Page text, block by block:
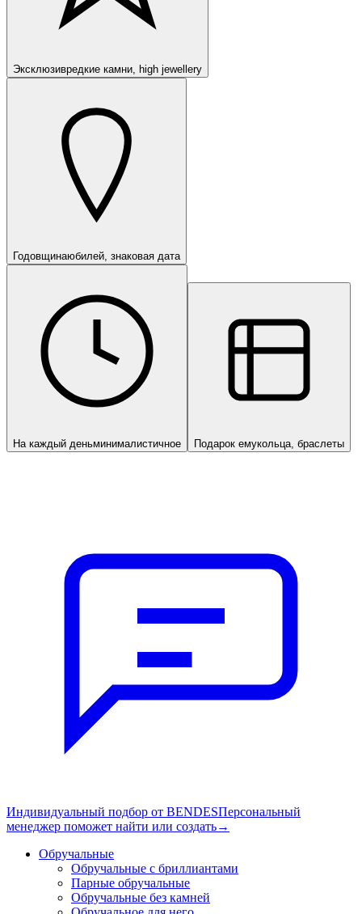
Эксклюзивредкие камни, high jewellery
Годовщинаюбилей, знаковая дата
На каждый деньминималистичное Подарок емукольца, браслеты
Индивидуальный подбор от BENDESПерсональный
менеджер поможет найти или создать→
Обручальные
Обручальные с бриллиантами
Парные обручальные
Обручальные без камней